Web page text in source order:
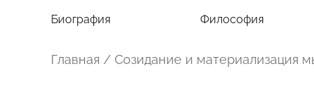
Биография Философия
Главная / Созидание и материализация